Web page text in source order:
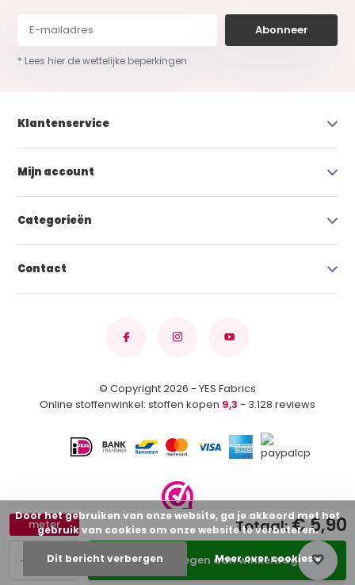
+
-
meter
Toevoegen aan winkelwagen
Totaal:€ 5,90
Abonneer
* Lees hier de wettelijke beperkingen
Klantenservice
Mijn account
Categorieën
Contact
© Copyright 2026 - YES Fabrics
Online stoffenwinkel: stoffen kopen 9,3 - 3.128 reviews
Door het gebruiken van onze website, ga je akkoord met het
gebruik van cookies om onze website te verbeteren.
Dit bericht verbergen Meer over cookies »